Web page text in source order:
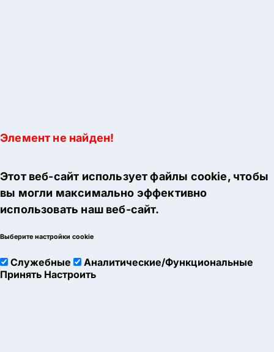
Элемент не найден!
Этот веб-сайт использует файлы cookie, чтобы
вы могли максимально эффективно
использовать наш веб-сайт.
Выберите настройки cookie
Служебные
Аналитические/Функциональные
Принять Настроить